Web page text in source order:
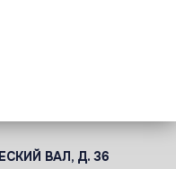
ВАЛ, Д. 36